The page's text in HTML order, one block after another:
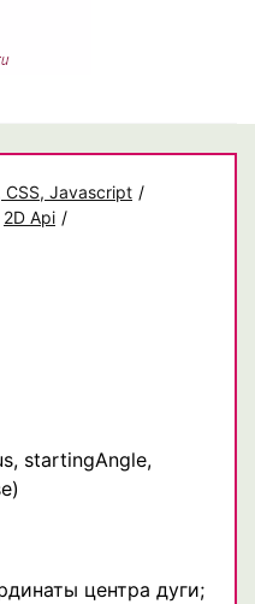
CSS, Javascript /
2D Api /
startingAngle,
центра дуги;